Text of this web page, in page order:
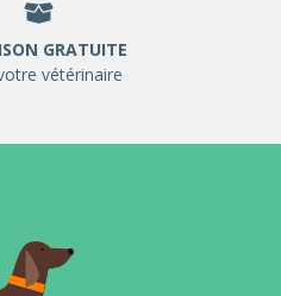
GRATUITE
vétérinaire